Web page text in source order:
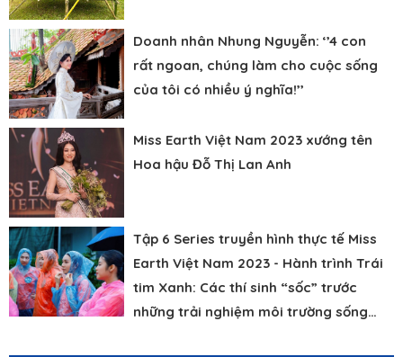
Doanh nhân Nhung Nguyễn: ‘’4 con
rất ngoan, chúng làm cho cuộc sống
của tôi có nhiều ý nghĩa!’’
Miss Earth Việt Nam 2023 xướng tên
Hoa hậu Đỗ Thị Lan Anh
Tập 6 Series truyền hình thực tế Miss
Earth Việt Nam 2023 - Hành trình Trái
tim Xanh: Các thí sinh “sốc” trước
những trải nghiệm môi trường sống…